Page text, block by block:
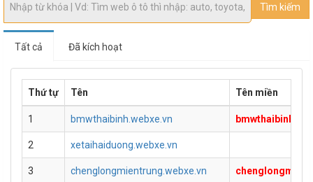
Tìm kiếm
Tất cả Đã kích hoạt
Thứ tự Tên Tên miền
1 bmwthaibinh.webxe.vn
2 xetaihaiduong.webxe.vn
3 chenglongmientrung.webxe.vn